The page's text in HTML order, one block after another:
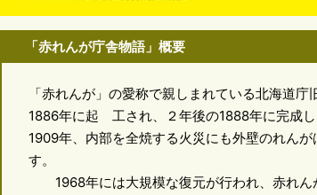
「赤れんが庁舎物語」概要
「赤れんが」の愛称で親しまれている北海道
1886年に起 工され、２年後の1888年に完成し
1909年、内部を全焼する火災にも外壁のれん
す。
1968年には大規模な復元が行われ、赤れん